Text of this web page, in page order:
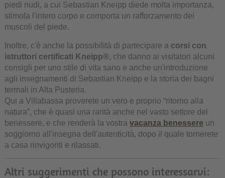
piedi nudi, a cui Sebastian Kneipp diede molta importanza,
stimola l'intero corpo e comporta un rafforzamento dei
muscoli del piede.
Inoltre, c'è anche la possibilità di partecipare a corsi con
istruttori certificati Kneipp®, che danno ai visitatori alcuni
consigli per uno stile di vita sano e anche un'introduzione
agli insegnamenti di Sebastian Kneipp e la storia dei bagni
termali in Alta Pusteria.
Qui a Villabassa proverete un vero e proprio “ritorno alla
natura”, che è quasi una rarità anche nel vasto settore del
benessere, e che renderà la vostra vacanza benessere un
soggiorno all'insegna dell'autenticità, dopo il quale tornerete
a casa rinvigoriti e rilassati.
Altri suggerimenti che possono interessarvi: